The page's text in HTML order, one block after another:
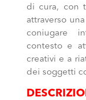
di cura, con
attraverso
coniugare
contesto e
creativi e a
dei soggetti